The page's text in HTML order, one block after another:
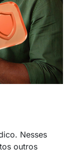
Nesses
outros